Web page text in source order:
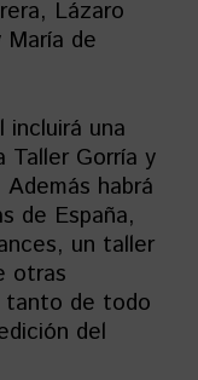
Lázaro
María de
incluirá una
Taller Gorría y
habrá
de España,
un taller
otras
tanto de todo
del